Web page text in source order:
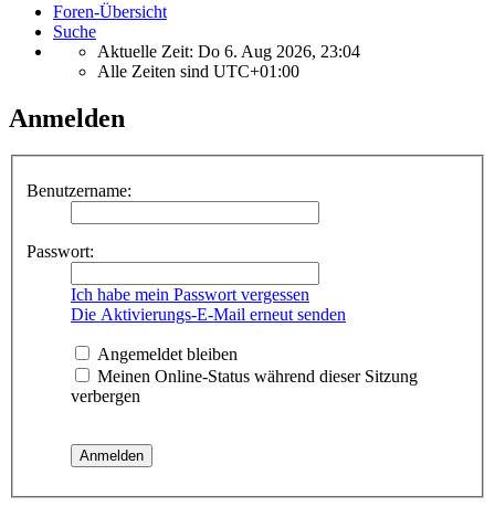
Foren-Übersicht
Suche
Aktuelle Zeit: Do 6. Aug 2026, 23:04
Alle Zeiten sind UTC+01:00
Anmelden
Benutzername:
Passwort:
Ich habe mein Passwort vergessen
Die Aktivierungs-E-Mail erneut senden
Angemeldet bleiben
Meinen Online-Status während dieser Sitzung
verbergen